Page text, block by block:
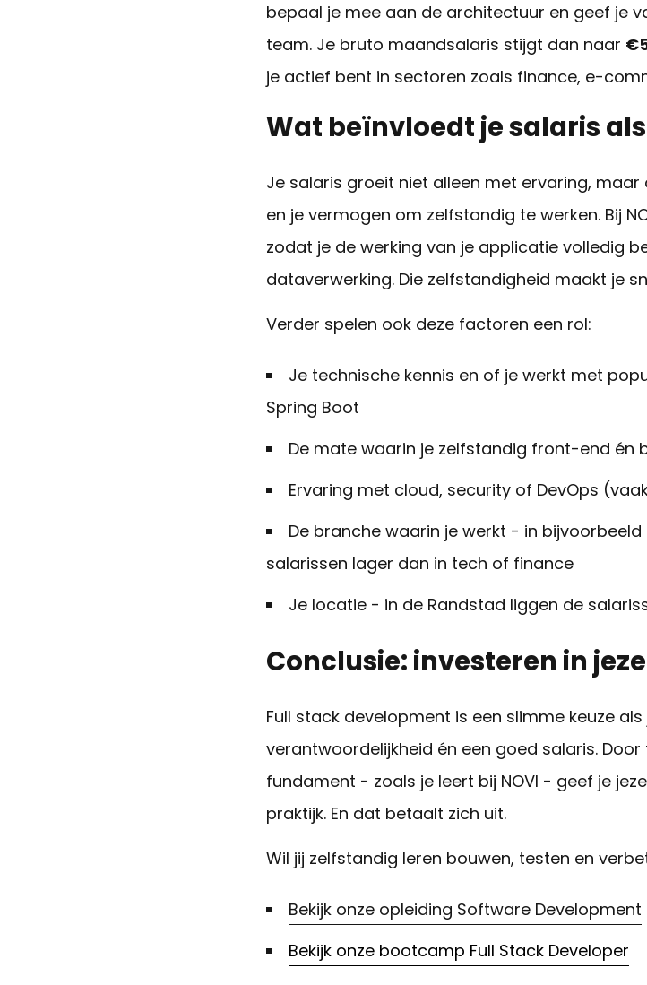
bepaal je mee aan de architectuur en geef je
team. Je bruto maandsalaris stijgt dan naar
je actief bent in sectoren zoals finance, e-
Wat beïnvloedt je salaris
Je salaris groeit niet alleen met ervaring,
en je vermogen om zelfstandig te werken. Bij
zodat je de werking van je applicatie volledig
dataverwerking. Die zelfstandigheid maakt je
Verder spelen ook deze factoren een rol:
Je technische kennis en of je werkt met
Spring Boot
De mate waarin je zelfstandig front-end én
Ervaring met cloud, security of DevOps
De branche waarin je werkt - in
salarissen lager dan in tech of finance
Je locatie - in de Randstad liggen de
Conclusie: investeren in
Full stack development is een slimme keuze
verantwoordelijkheid én een goed salaris.
fundament - zoals je leert bij NOVI - geef je
praktijk. En dat betaalt zich uit.
Wil jij zelfstandig leren bouwen, testen en
Bekijk onze opleiding Software Development
Bekijk onze bootcamp Full Stack Developer